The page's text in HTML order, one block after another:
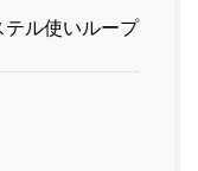
ル使いループ